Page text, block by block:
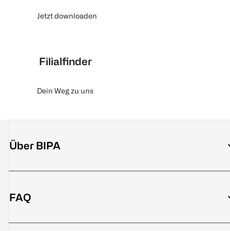
Jetzt downloaden
Filialfinder
Dein Weg zu uns
Über BIPA
FAQ